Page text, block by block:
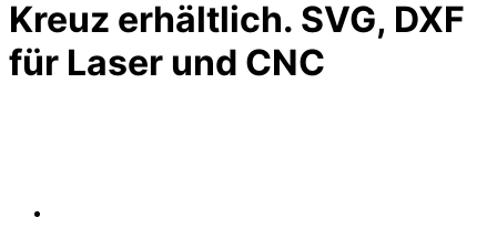
Kreuz erhältlich. SVG, DXF
für Laser und CNC